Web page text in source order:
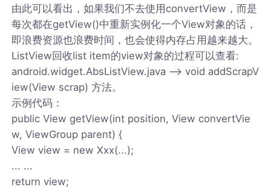
由此可以看出，如果我们不去使用convertView，而是
每次都在getView()中重新实例化一个View对象的话，
即浪费资源也浪费时间，也会使得内存占用越来越大。
ListView回收list item的view对象的过程可以查看:
android.widget.AbsListView.java --> void addScrapV
iew(View scrap) 方法。
示例代码：
public View getView(int position, View convertVie
w, ViewGroup parent) {
View view = new Xxx(...);
... ...
return view;